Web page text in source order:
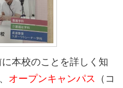
本校のことを詳しく知
オープンキャンパス
（コ